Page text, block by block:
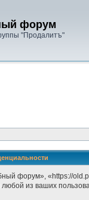
форум
"Продалитъ"
форум», «https://
из ваших